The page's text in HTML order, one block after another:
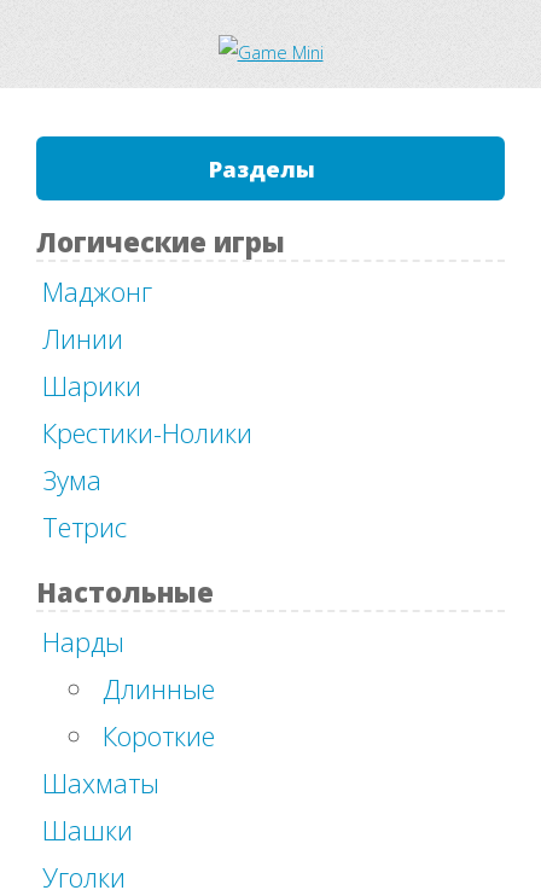
Разделы
Логические игры
Маджонг
Линии
Шарики
Крестики-Нолики
Зума
Тетрис
Настольные
Нарды
Длинные
Короткие
Шахматы
Шашки
Уголки